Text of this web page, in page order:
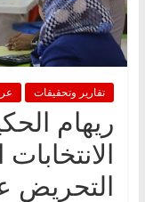
تقارير وتحقيقات
ريهام
التحريض